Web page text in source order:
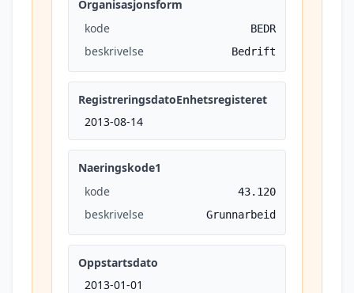
Organisasjonsform
kode
BEDR
beskrivelse Bedrift
RegistreringsdatoEnhetsregisteret
2013-08-14
Naeringskode1
kode
43.120
beskrivelse Grunnarbeid
Oppstartsdato
2013-01-01